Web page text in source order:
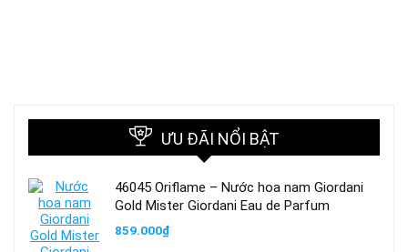
ƯU ĐÃI NỔI BẬT
46045 Oriflame – Nước hoa nam Giordani
Gold Mister Giordani Eau de Parfum
859.000₫